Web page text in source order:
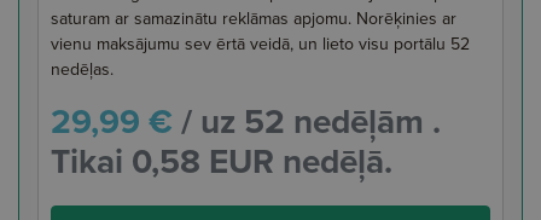
saturam ar samazinātu reklāmas apjomu. Norēķinies ar
vienu maksājumu sev ērtā veidā, un lieto visu portālu 52
nedēļas.
29,99 €/ uz 52 nedēļām .
Tikai 0,58 EUR nedēļā.